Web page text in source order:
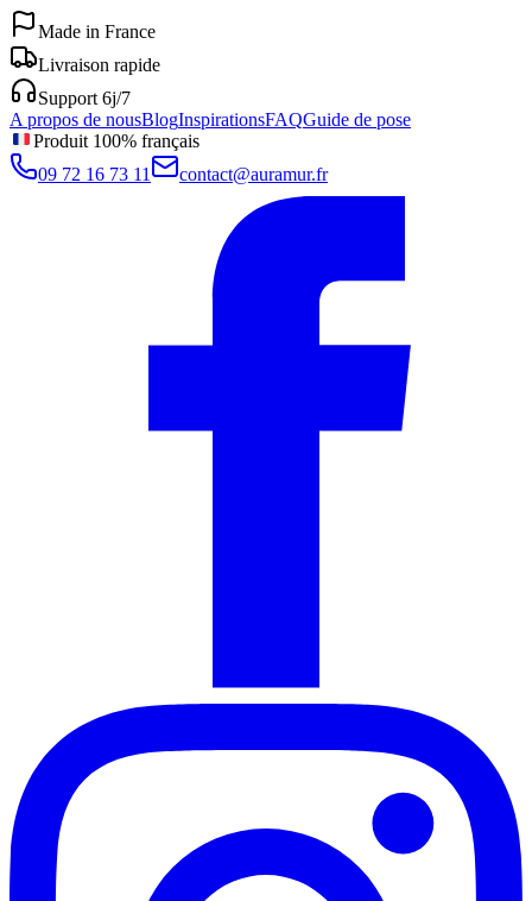
Made in France
Livraison rapide
Support 6j/7
A propos de nousBlogInspirationsFAQGuide de pose
Produit 100% français
09 72 16 73 11
contact@auramur.fr